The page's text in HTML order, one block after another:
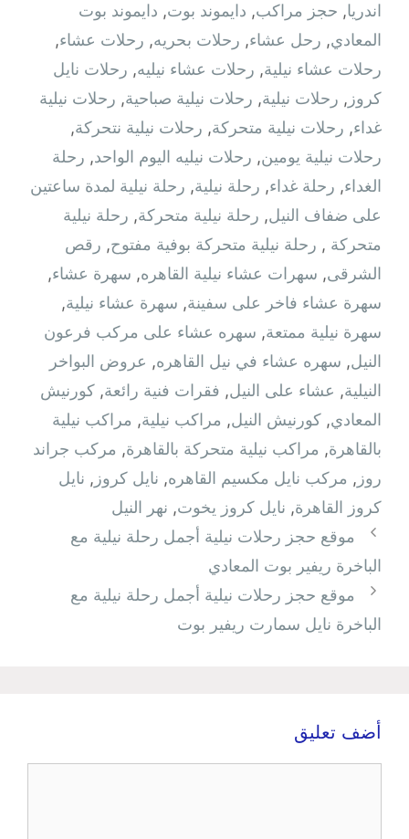
اندريا, حجز مراكب, دايموند بوت, دايموند بوت
المعادي, رحل عشاء, رحلات بحريه, رحلات عشاء,
رحلات عشاء نيلية, رحلات عشاء نيليه, رحلات نايل
كروز , رحلات نيلية, رحلات نيلية صباحية, رحلات نيلية
غداء, رحلات نيلية متحركة, رحلات نيلية نتحركة,
رحلات نيلية يومين, رحلات نيليه اليوم الواحد, رحلة
الغداء, رحلة غداء, رحلة نيلية, رحلة نيلية لمدة ساعتين
على ضفاف النيل, رحلة نيلية متحركة, رحلة نيلية
متحركة ‫ , رحلة نيلية متحركة بوفية مفتوح, رقص
الشرقى, سهرات عشاء نيلية القاهره, سهرة عشاء,
سهرة عشاء فاخر على سفينة, سهرة عشاء نيلية,
سهرة نيلية ممتعة, سهره عشاء على مركب فرعون
النيل, سهره عشاء في نيل القاهره‏, عروض البواخر
النيلية, عشاء على النيل, فقرات فنية رائعة, كورنيش
المعادي, كورنيش النيل, مراكب نيلية, مراكب نيلية
بالقاهرة, مراكب نيلية متحركة بالقاهرة, مركب جراند
روز , مركب نايل مكسيم القاهره, نايل كروز , نايل
كروز القاهرة, نايل كروز يخوت, نهر النيل
موقع حجز رحلات نيلية أجمل رحلة نيلية مع
الباخرة ريفير بوت المعادي
موقع حجز رحلات نيلية أجمل رحلة نيلية مع
الباخرة نايل سمارت ريفير بوت
أضف تعليق